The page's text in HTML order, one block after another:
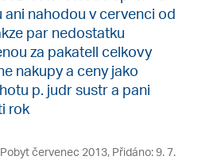
ani nahodou v cervenci od
par nedostatku
za pakatell celkovy
nakupy a ceny jako
p. judr sustr a pani
rok
Pobyt červenec 2013, Přidáno: 9. 7.